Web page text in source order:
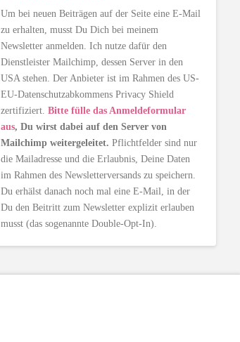
Um bei neuen Beiträgen auf der Seite eine E-Mail
zu erhalten, musst Du Dich bei meinem
Newsletter anmelden. Ich nutze dafür den
Dienstleister Mailchimp, dessen Server in den
USA stehen. Der Anbieter ist im Rahmen des US-
EU-Datenschutzabkommens Privacy Shield
zertifiziert.Bitte fülle das Anmeldeformular
aus, Du wirst dabei auf den Server von
Mailchimp weitergeleitet. Pflichtfelder sind nur
die Mailadresse und die Erlaubnis, Deine Daten
im Rahmen des Newsletterversands zu speichern.
Du erhälst danach noch mal eine E-Mail, in der
Du den Beitritt zum Newsletter explizit erlauben
musst (das sogenannte Double-Opt-In).